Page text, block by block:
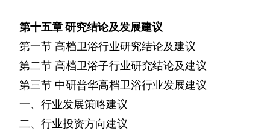
第十五章研究结论及发展建议
第一节 高档卫浴行业研究结论及建议
第二节 高档卫浴子行业研究结论及建议
第三节 中研普华高档卫浴行业发展建议
一、行业发展策略建议
二、行业投资方向建议